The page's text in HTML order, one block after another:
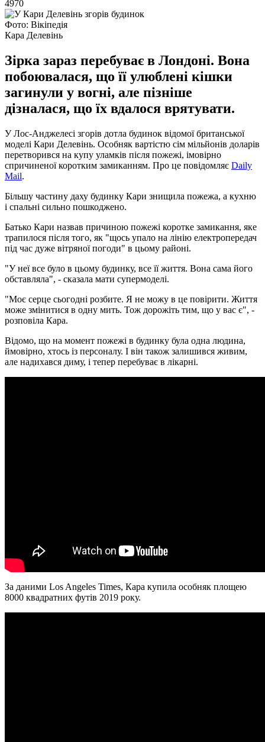
4970
Фото: Вікіпедія
Кара Делевінь
Зірка зараз перебуває в Лондоні. Вона
побоювалася, що її улюблені кішки
загинули у вогні, але пізніше
дізналася, що їх вдалося врятувати.
У Лос-Анджелесі згорів дотла будинок відомої британської
моделі Кари Делевінь. Особняк вартістю сім мільйонів доларів
перетворився на купу уламків після пожежі, імовірно
спричиненої коротким замиканням. Про це повідомляє Daily
Mail.
Більшу частину даху будинку Кари знищила пожежа, а кухню
і спальні сильно пошкоджено.
Батько Кари назвав причиною пожежі коротке замикання, яке
трапилося після того, як "щось упало на лінію електропередач
під час дуже вітряної погоди" в цьому районі.
"У неї все було в цьому будинку, все її життя. Вона сама його
обставляла", - сказала мати супермоделі.
"Моє серце сьогодні розбите. Я не можу в це повірити. Життя
може змінитися в одну мить. Тож дорожіть тим, що у вас є", -
розповіла Кара.
Відомо, що на момент пожежі в будинку була одна людина,
ймовірно, хтось із персоналу. І він також залишився живим,
але надихався диму, і тепер перебуває в лікарні.
За даними Los Angeles Times, Кара купила особняк площею
8000 квадратних футів 2019 року.